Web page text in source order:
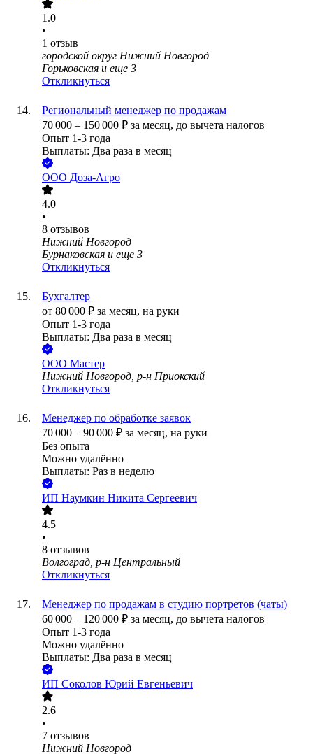
1.0
•
1 отзыв
городской округ Нижний Новгород
Горьковская и еще 3
Откликнуться
Региональный менеджер по продажам
70 000 – 150 000 ₽ за месяц, до вычета налогов
Опыт 1-3 года
Выплаты: Два раза в месяц
ООО Доза-Агро
4.0
•
8 отзывов
Нижний Новгород
Бурнаковская и еще 3
Откликнуться
Бухгалтер
от 80 000 ₽ за месяц, на руки
Опыт 1-3 года
Выплаты: Два раза в месяц
ООО Мастер
Нижний Новгород, р-н Приокский
Откликнуться
Менеджер по обработке заявок
70 000 – 90 000 ₽ за месяц, на руки
Без опыта
Можно удалённо
Выплаты: Раз в неделю
ИП Наумкин Никита Сергеевич
4.5
•
8 отзывов
Волгоград, р-н Центральный
Откликнуться
Менеджер по продажам в студию портретов (чаты)
60 000 – 120 000 ₽ за месяц, до вычета налогов
Опыт 1-3 года
Можно удалённо
Выплаты: Два раза в месяц
ИП Соколов Юрий Евгеньевич
2.6
•
7 отзывов
Нижний Новгород